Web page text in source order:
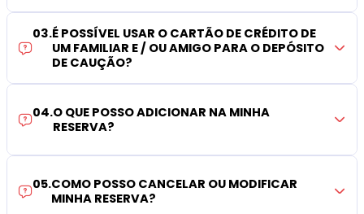
03.É POSSÍVEL USAR O CARTÃO DE CRÉDITO DE
UM FAMILIAR E / OU AMIGO PARA O DEPÓSITO
DE CAUÇÃO?
04.O QUE POSSO ADICIONAR NA MINHA
RESERVA?
05.COMO POSSO CANCELAR OU MODIFICAR
MINHA RESERVA?